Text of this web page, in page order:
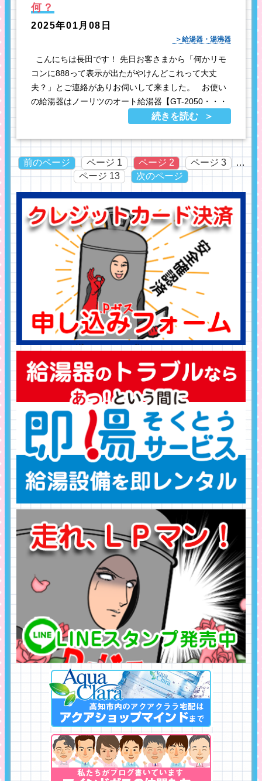
何？
2025年01月08日
給湯器・湯沸器
こんにちは長田です！ 先日お客さまから「何かリモ
コンに888って表示が出たがやけんどこれって大丈
夫？」とご連絡がありお伺いして来ました。 お使い
の給湯器はノーリツのオート給湯器【GT-2050・・・
続きを読む
前のページ ページ 1 ページ 2 ページ3
…
ページ 13 次のページ